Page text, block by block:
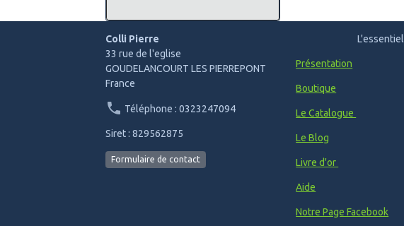
Colli Pierre
33 rue de l'eglise
GOUDELANCOURT LES PIERREPONT
France
Téléphone : 0323247094
Siret : 829562875
Formulaire de contact
L'essentiel
Présentation
Boutique
Le Catalogue
Le Blog
Livre d'or
Aide
Notre Page Facebook